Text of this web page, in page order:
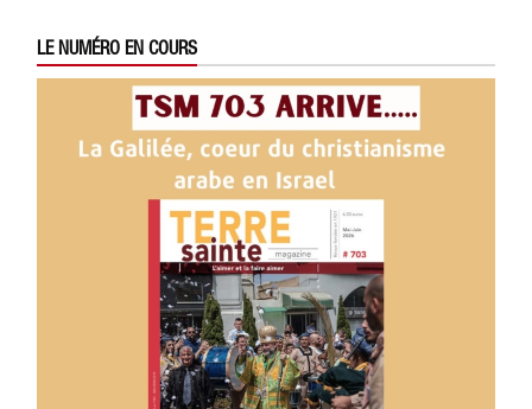
LE NUMÉRO EN COURS